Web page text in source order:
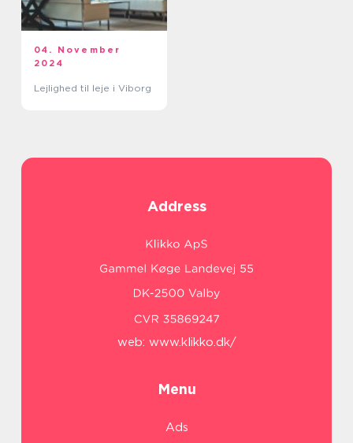
04. November
2024
Lejlighed til leje i Viborg
Address
web: www.klikko.dk/
Menu
Ads